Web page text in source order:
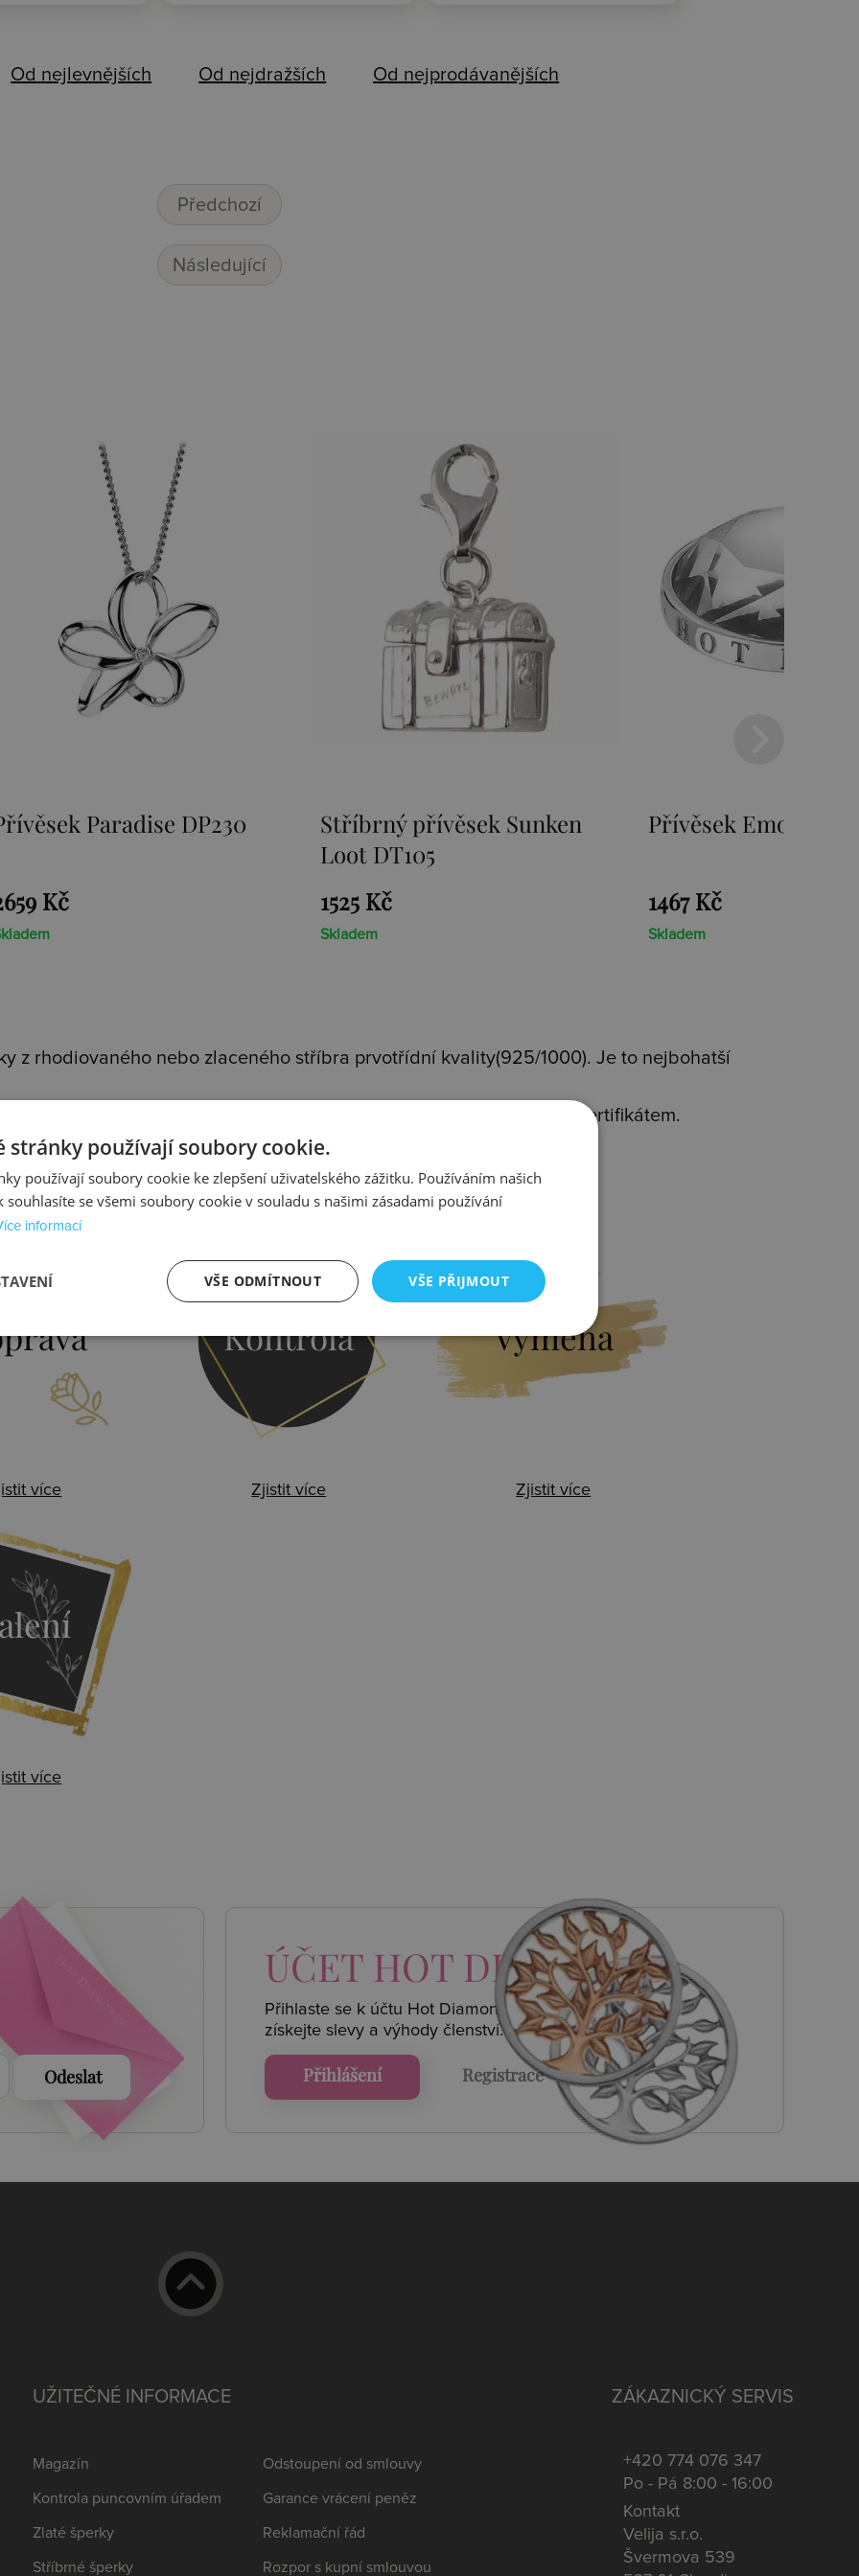
Od nejlevnějších Od nejdražších Od nejprodávanějších
Předchozí
Následující
DP230
Stříbrný přívěsek Sunken
Přívěsek Emozioni Ice Coin
z rhodiovaného nebo zlaceného stříbra prvotřídní kvality(925/1000). Je to nejbohatší
stříbrným řetízkem
. Každý přívěsek je osazen pravým diamantem s certifikátem.
kolekce - jedinečnou Emozionia roztomilou
více
Kontrola
Zjistit více
Výměna
Zjistit více
více
Odeslat
ÚČET HOT DIAMONDS
Přihlaste se k účtu Hot Diamonds a
získejte slevy a výhody členství.
Přihlášení Registrace
ZÁKAZNICKÝ SERVIS
+420 774 076 347
Po - Pá 8:00 - 16:00
Kontakt
Velija s.r.o.
Švermova 539
UŽITEČNÉ INFORMACE
Magazín
Kontrola puncovním úřadem
Zlaté šperky
Stříbrné šperky
Odstoupení od smlouvy
Garance vrácení peněz
Reklamační řád
Rozpor s kupní smlouvou
stránky používají soubory cookie.
používají soubory cookie ke zlepšení uživatelského zážitku. Používáním našich
souhlasíte se všemi soubory cookie v souladu s našimi zásadami používání
informací
VŠE PŘIJMOUT
VŠE ODMÍTNOUT